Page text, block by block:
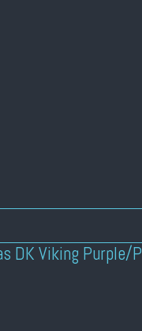
DK Viking Purple/